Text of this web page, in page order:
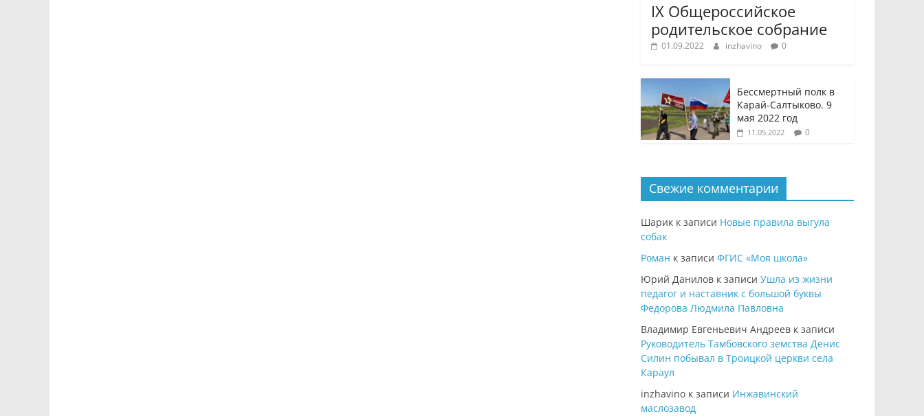
IX Общероссийское
родительское собрание
01.09.2022 inzhavino 0
Бессмертный полк в
Карай-Салтыково. 9
мая 2022 год
11.05.2022 0
Свежие комментарии
Шарик к записи Новые правила выгула
собак
Роман к записи ФГИС «Моя школа»
Юрий Данилов к записи Ушла из жизни
педагог и наставник с большой буквы
Федорова Людмила Павловна
Владимир Евгеньевич Андреев к записи
Руководитель Тамбовского земства Денис
Силин побывал в Троицкой церкви села
Караул
inzhavino к записи Инжавинский
маслозавод